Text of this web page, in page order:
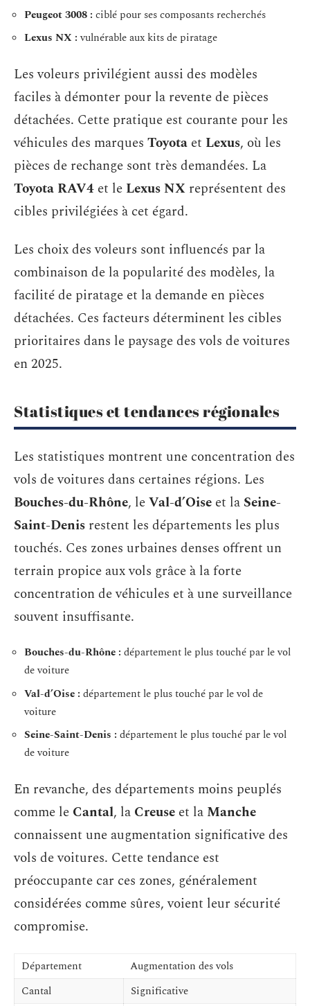
Peugeot 3008 : ciblé pour ses composants recherchés
Lexus NX :vulnérable aux kits de piratage
Les voleurs privilégient aussi des modèles
faciles à démonter pour la revente de pièces
détachées. Cette pratique est courante pour les
véhicules des marques Toyota et Lexus, où les
pièces de rechange sont très demandées. La
Toyota RAV4 et le Lexus NX représentent des
cibles privilégiées à cet égard.
Les choix des voleurs sont influencés par la
combinaison de la popularité des modèles, la
facilité de piratage et la demande en pièces
détachées. Ces facteurs déterminent les cibles
prioritaires dans le paysage des vols de voitures
en 2025.
Statistiques et tendances régionales
Les statistiques montrent une concentration des
vols de voitures dans certaines régions. Les
Bouches-du-Rhône, leVal-d’Oise et la Seine-
Saint-Denis restent les départements les plus
touchés. Ces zones urbaines denses offrent un
terrain propice aux vols grâce à la forte
concentration de véhicules et à une surveillance
souvent insuffisante.
Bouches-du-Rhône : département le plus touché par le vol
de voiture
Val-d’Oise : département le plus touché par le vol de
voiture
Seine-Saint-Denis : département le plus touché par le vol
de voiture
En revanche, des départements moins peuplés
comme le Cantal, la Creuse et la Manche
connaissent une augmentation significative des
vols de voitures. Cette tendance est
préoccupante car ces zones, généralement
considérées comme sûres, voient leur sécurité
compromise.
Département
Augmentation des vols
Cantal
Significative